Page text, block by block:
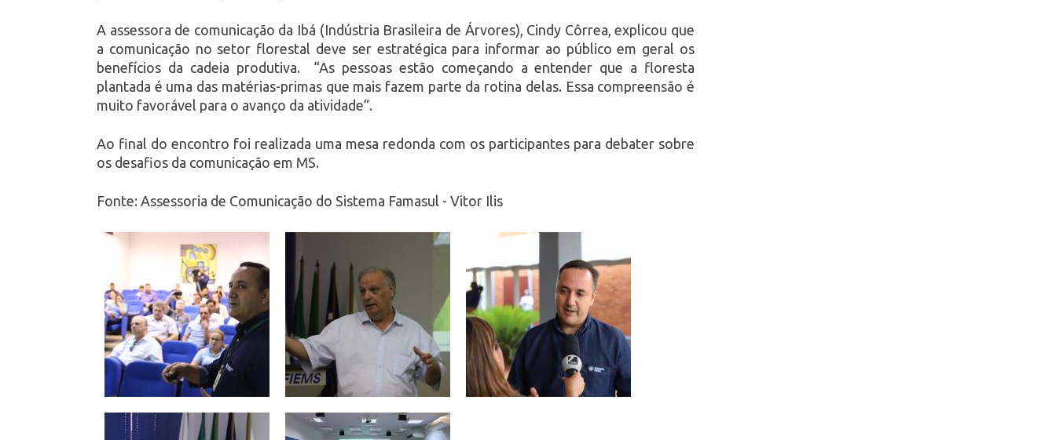
A assessora de comunicação da Ibá (Indústria Brasileira de Árvores), Cindy Côrrea, explicou que
a comunicação no setor florestal deve ser estratégica para informar ao público em geral os
benefícios da cadeia produtiva. “As pessoas estão começando a entender que a floresta
plantada é uma das matérias-primas que mais fazem parte da rotina delas. Essa compreensão é
muito favorável para o avanço da atividade”.
Ao final do encontro foi realizada uma mesa redonda com os participantes para debater sobre
os desafios da comunicação em MS.
Fonte: Assessoria de Comunicação do Sistema Famasul - Vitor Ilis